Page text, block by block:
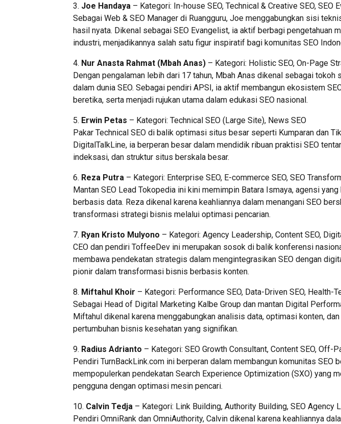
3. Joe Handaya – Kategori: In-house SEO, Technical & Creative SEO, SEO
Sebagai Web & SEO Manager di Ruangguru, Joe menggabungkan sisi
hasil nyata. Dikenal sebagai SEO Evangelist, ia aktif berbagi pengetahuan
industri, menjadikannya salah satu figur inspiratif bagi komunitas SEO
4. Nur Anasta Rahmat (Mbah Anas) – Kategori: Holistic SEO, On-Page
Dengan pengalaman lebih dari 17 tahun, Mbah Anas dikenal sebagai tokoh
dalam dunia SEO. Sebagai pendiri APSI, ia aktif membangun ekosistem
beretika, serta menjadi rujukan utama dalam edukasi SEO nasional.
5. Erwin Petas – Kategori: Technical SEO (Large Site), News SEO
Pakar Technical SEO di balik optimasi situs besar seperti Kumparan dan
DigitalTalkLine, ia berperan besar dalam mendidik ribuan praktisi SEO
indeksasi, dan struktur situs berskala besar.
6. Reza Putra – Kategori: Enterprise SEO, E-commerce SEO, SEO
Mantan SEO Lead Tokopedia ini kini memimpin Batara Ismaya, agensi
berbasis data. Reza dikenal karena keahliannya dalam menangani SEO
transformasi strategi bisnis melalui optimasi pencarian.
7. Ryan Kristo Mulyono – Kategori: Agency Leadership, Content SEO,
CEO dan pendiri ToffeeDev ini merupakan sosok di balik konferensi
membawa pendekatan strategis dalam mengintegrasikan SEO dengan
pionir dalam transformasi bisnis berbasis konten.
8. Miftahul Khoir – Kategori: Performance SEO, Data-Driven SEO, Health-
Sebagai Head of Digital Marketing Kalbe Group dan mantan Digital
Miftahul dikenal karena menggabungkan analisis data, optimasi konten,
pertumbuhan bisnis kesehatan yang signifikan.
9. Radius Adrianto – Kategori: SEO Growth Consultant, Content SEO, Off-
Pendiri TurnBackLink.com ini berperan dalam membangun komunitas SEO
mempopulerkan pendekatan Search Experience Optimization (SXO) yang
pengguna dengan optimasi mesin pencari.
10. Calvin Tedja – Kategori: Link Building, Authority Building, SEO Agency
Pendiri OmniRank dan OmniAuthority, Calvin dikenal karena keahliannya